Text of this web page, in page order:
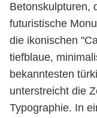
Betonskulpturen,
futuristische
die ikonischen
tiefblaue,
bekanntesten
unterstreicht die
Typographie. In